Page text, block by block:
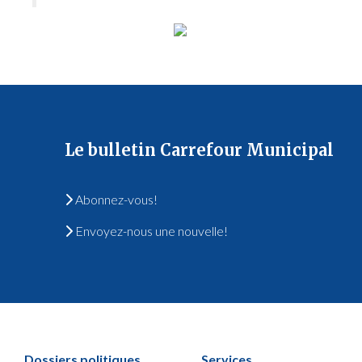
Le bulletin Carrefour Municipal
Abonnez-vous!
Envoyez-nous une nouvelle!